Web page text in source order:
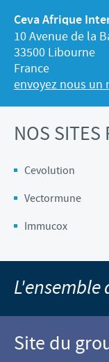
Ceva Afrique
10 Avenue de la
33500 Libourne
France
envoyez nous un
NOS SITES
Cevolution
Vectormune
Immucox
L'ensemble
Site du